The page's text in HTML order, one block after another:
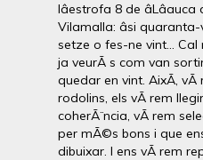
lâestrofa 8 de
Vilamalla: âsi
setze o fes-ne vint...
ja veurÃ s com van
quedar en vint. AixÃ­,
rodolins, els vÃ rem
coherÃ¨ncia, vÃ rem
per mÃ©s bons i que
dibuixar. I ens vÃ rem